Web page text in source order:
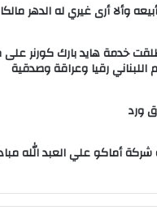
وألا أرى غيري له الدهر مالكا
خدمة هايد بارك كورنر
اللبناني رقيا وعراقة وصدقية
ورد
أماكو علي العبد الله